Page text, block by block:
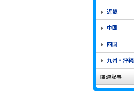
近畿
中国
四国
九州・沖縄
関連記事